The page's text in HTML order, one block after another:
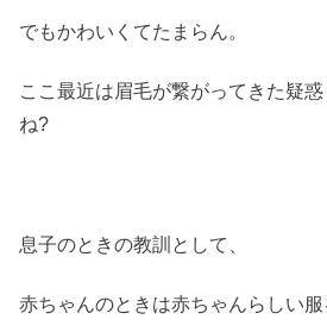
でもかわいくてたまらん。
ここ最近は眉毛が繋がってきた疑
ね?
息子のときの教訓として、
赤ちゃんのときは赤ちゃんらしい服